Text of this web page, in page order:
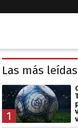
Las más leídas
1